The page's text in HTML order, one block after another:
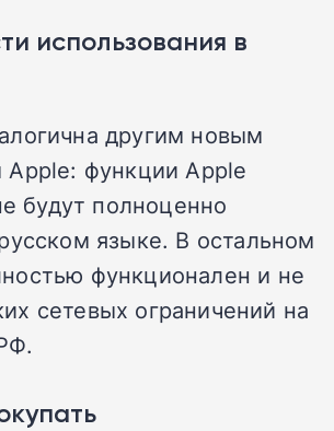
использования в
другим новым
Apple: функции Apple
будут полноценно
языке. В остальном
функционален и не
сетевых ограничений на